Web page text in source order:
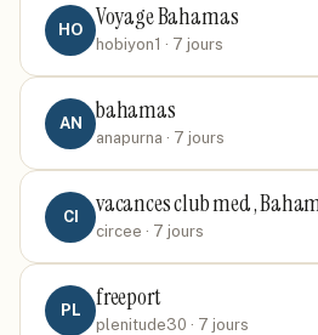
HO Voyage Bahamas
hobiyon1 · 7 jours
AN bahamas
anapurna · 7 jours
CI vacances club med ,
circee · 7 jours
PL freeport
plenitude30 · 7 jours